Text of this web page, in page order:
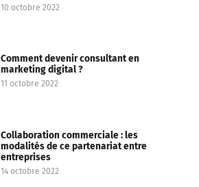
10 octobre 2022
Comment devenir consultant en
marketing digital ?
11 octobre 2022
Collaboration commerciale : les
modalités de ce partenariat entre
entreprises
14 octobre 2022